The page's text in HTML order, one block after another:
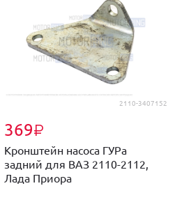
2110-3407152
369₽
Кронштейн насоса ГУРа
задний для ВАЗ 2110-2112,
Лада Приора